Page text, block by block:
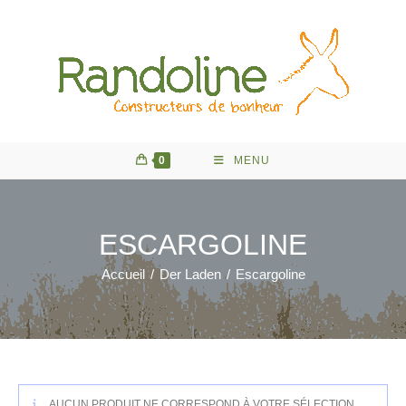
0 MENU
ESCARGOLINE
Accueil / Der Laden / Escargoline